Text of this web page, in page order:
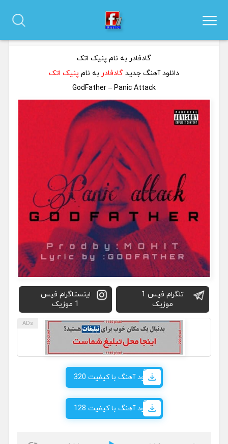
دانلود آهنگ گادفادر به نام پنیک اتک
گادفادر به نام پنیک اتک
دانلود آهنگ جدید گادفادر به نام پنیک اتک
GodFather – Panic Attack
تلگرام فیس 1
موزیک
اینستاگرام فیس
1 موزیک
دانلود آهنگ با کیفیت 320
دانلود آهنگ با کیفیت 128